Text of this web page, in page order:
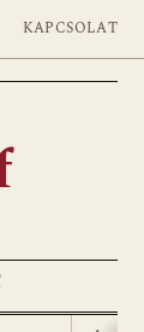
KAPCSOLAT